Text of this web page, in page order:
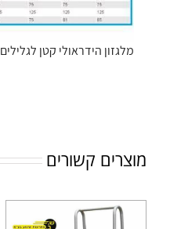
מלגזון הידראולי קטן לגלילים M-110
מוצרים קשורים